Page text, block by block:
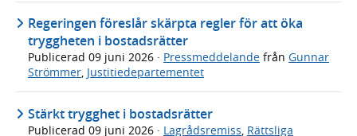
Regeringen föreslår skärpta regler för att öka
tryggheten i bostadsrätter
Publicerad 09 juni 2026 · Pressmeddelande från Gunnar
Strömmer, Justitiedepartementet
Stärkt trygghet i bostadsrätter
Publicerad 09 juni 2026 · Lagrådsremiss Rättsliga